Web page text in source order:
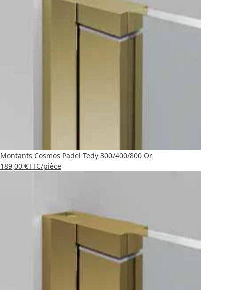
Montants Cosmos Padel Tedy 300/400/800 Or
189,00 €TTC/pièce